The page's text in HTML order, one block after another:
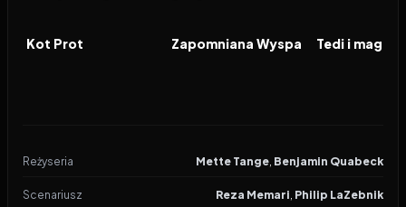
FILM
Kot Prot FILM
Zapomniana Wyspa FILM
Reżyseria Mette Tange, Benjamin Quabeck
Scenariusz Reza Memari, Philip LaZebnik